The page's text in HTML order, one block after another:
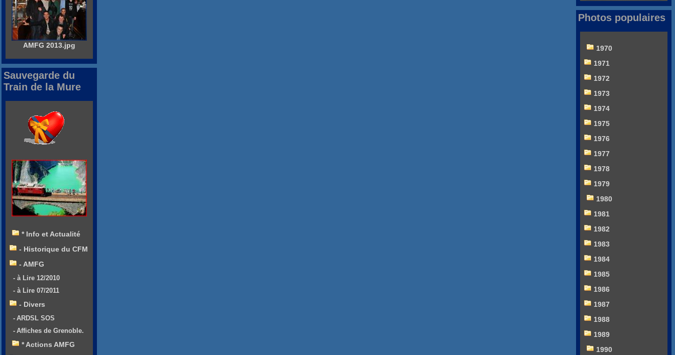
AMFG 2013.jpg
Sauvegarde du
Train de la Mure
* Info et Actualité
- Historique du CFM
- AMFG
- à Lire 12/2010
- à Lire 07/2011
- Divers
- ARDSL SOS
- Affiches de Grenoble.
* Actions AMFG
Photos populaires
1970
1971
1972
1973
1974
1975
1976
1977
1978
1979
1980
1981
1982
1983
1984
1985
1986
1987
1988
1989
1990